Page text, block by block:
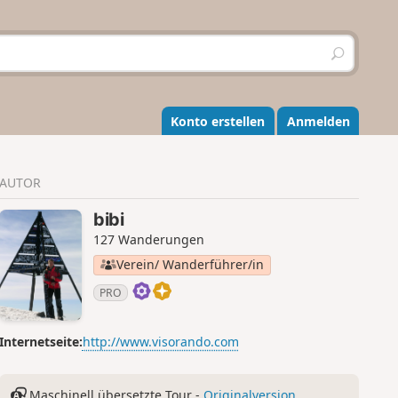
S
u
h
e
n
Konto erstellen Anmelden
AUTOR
bibi
127 Wanderungen
Verein/ Wanderführer/in
PRO
Internetseite:http://www.visorando.com
Maschinell übersetzte Tour - Originalversion